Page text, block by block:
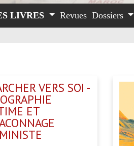
LIVRES Revues Dossiers
VERS SOI -
ET